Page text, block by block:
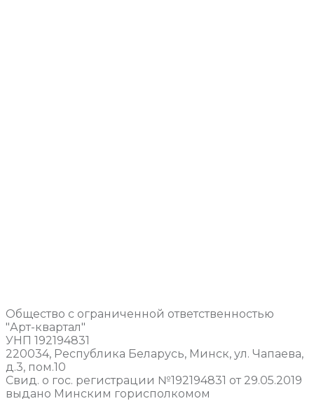
Общество с ограниченной ответственностью
"Арт-квартал"
УНП 192194831
220034, Республика Беларусь, Минск, ул. Чапаева,
д.3, пом.10
Свид. о гос. регистрации №192194831 от 29.05.2019
выдано Минским горисполкомом